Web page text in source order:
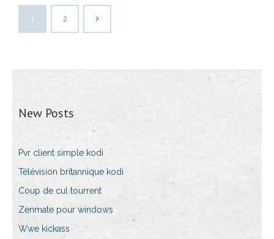
1 2
New Posts
Pvr client simple kodi
Télévision britannique kodi
Coup de cul tourrent
Zenmate pour windows
Wwe kickass